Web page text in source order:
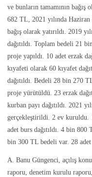
ve bunların tamamının
682 TL, 2021 yılında
bağış olarak yatırıldı. 2019
dağıtıldı. Toplam bedeli 21
proje yapıldı. 10 adet erzak
kıyafeti olarak 60 kıyafet
dağıtıldı. Bedeli 28 bin 270
proje yürütüldü. 23 erzak
kurban payı dağıtıldı. 2021
gerçekleştirildi. 2 ev kuruldu.
adet burs dağıtıldı. 4 bin 800
bin 300 TL bedeli var. 28 adet
A. Banu Güngenci, açılış
raporu, denetim kurulu